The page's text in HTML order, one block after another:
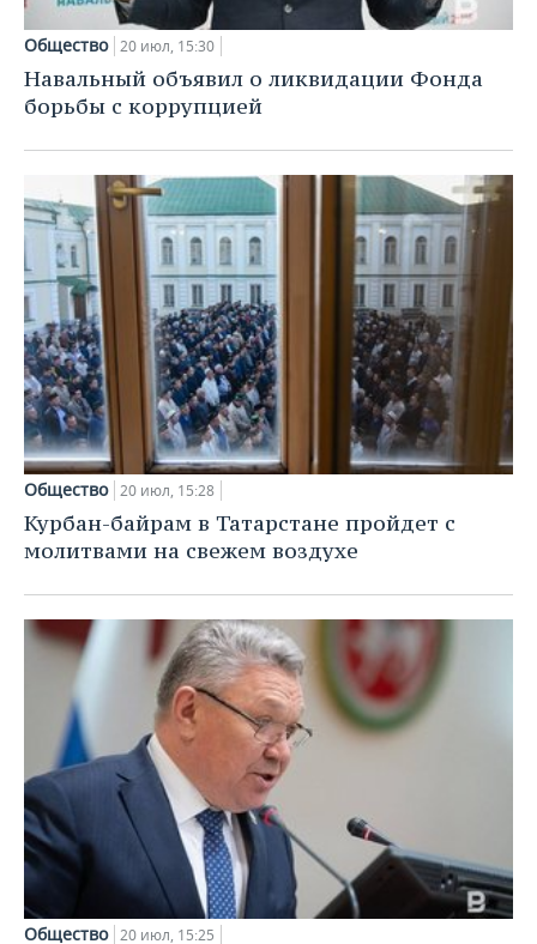
Общество 20 июл, 15:30
Навальный объявил о ликвидации Фонда
борьбы с коррупцией
Общество 20 июл, 15:28
Курбан-байрам в Татарстане пройдет с
молитвами на свежем воздухе
Общество 20 июл, 15:25